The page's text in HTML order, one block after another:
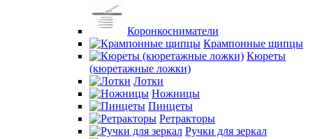
Коронкосниматели
Крампонные щипцы
Кюреты
(кюретажные ложки)
Лотки
Ножницы
Пинцеты
Ретракторы
Ручки для зеркал